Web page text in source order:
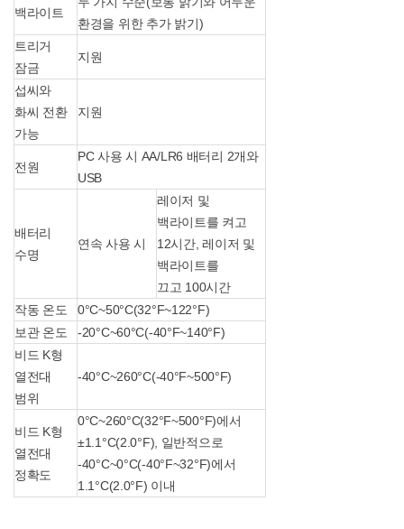
백라이트
환경을 위한 추가 밝기)
트리거
잠금
지원
섭씨와
화씨 전환
가능
지원
전원
PC 사용 시 AA/LR6 배터리 2개와
USB
배터리
수명
연속 사용 시
레이저 및
백라이트를 켜고
12시간, 레이저 및
백라이트를
끄고 100시간
작동 온도
0°C~50°C(32°F~122°F)
보관 온도
-20°C~60°C(-40°F~140°F)
비드 K형
열전대
범위
-40°C~260°C(-40°F~500°F)
비드 K형
열전대
정확도
0°C~260°C(32°F~500°F)에서
±1.1°C(2.0°F), 일반적으로
-40°C~0°C(-40°F~32°F)에서
1.1°C(2.0°F) 이내